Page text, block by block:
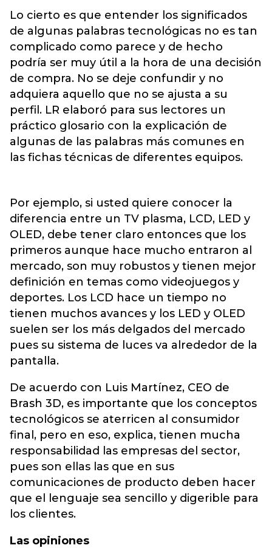
Lo cierto es que entender los significados
de algunas palabras tecnológicas no es tan
complicado como parece y de hecho
podría ser muy útil a la hora de una decisión
de compra. No se deje confundir y no
adquiera aquello que no se ajusta a su
perfil. LR elaboró para sus lectores un
práctico glosario con la explicación de
algunas de las palabras más comunes en
las fichas técnicas de diferentes equipos.
Por ejemplo, si usted quiere conocer la
diferencia entre un TV plasma, LCD, LED y
OLED, debe tener claro entonces que los
primeros aunque hace mucho entraron al
mercado, son muy robustos y tienen mejor
definición en temas como videojuegos y
deportes. Los LCD hace un tiempo no
tienen muchos avances y los LED y OLED
suelen ser los más delgados del mercado
pues su sistema de luces va alrededor de la
pantalla.
De acuerdo con Luis Martínez, CEO de
Brash 3D, es importante que los conceptos
tecnológicos se aterricen al consumidor
final, pero en eso, explica, tienen mucha
responsabilidad las empresas del sector,
pues son ellas las que en sus
comunicaciones de producto deben hacer
que el lenguaje sea sencillo y digerible para
los clientes.
Las opiniones